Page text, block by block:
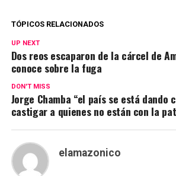
TÓPICOS RELACIONADOS
UP NEXT
Dos reos escaparon de la cárcel de
conoce sobre la fuga
DON'T MISS
Jorge Chamba “el país se está dando
castigar a quienes no están con la
elamazonico